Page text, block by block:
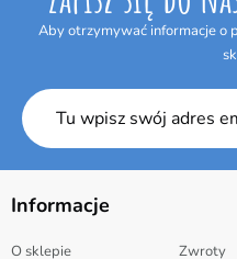
Aby otrzymywać informacje o
Informacje
O sklepie Zwroty